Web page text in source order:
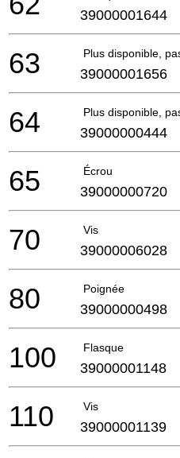
39000001644
Plus disponible,
63 39000001656
Plus disponible,
64 39000000444
Écrou
65 39000000720
Vis
70 39000006028
Poignée
80 39000000498
Flasque
100 39000001148
Vis
110 39000001139